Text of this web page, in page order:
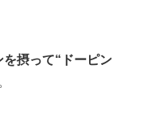
を摂って“ドーピン